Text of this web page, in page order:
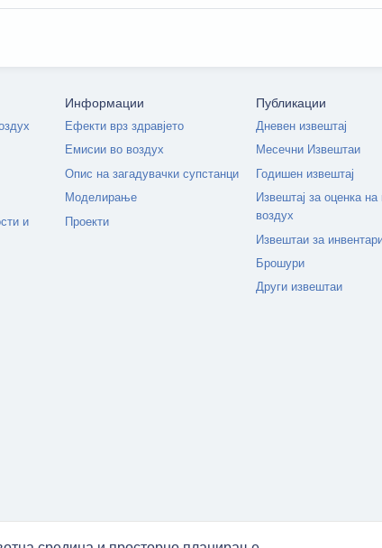
и
Информации
Ефекти врз здравјето
Емисии во воздух
Опис на загадувачки супстанци
Моделирање
Проекти
Публикации
Дневен извештај
Месечни Извештаи
Годишен извештај
Извештај за оценка на
воздух
Извештаи за
Брошури
Други извештаи